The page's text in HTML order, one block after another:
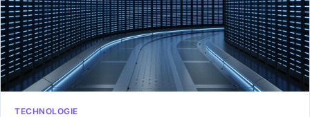
TECHNOLOGIE